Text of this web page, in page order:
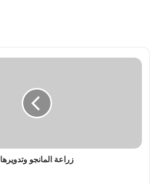
زراعة المانجو وتدويرها